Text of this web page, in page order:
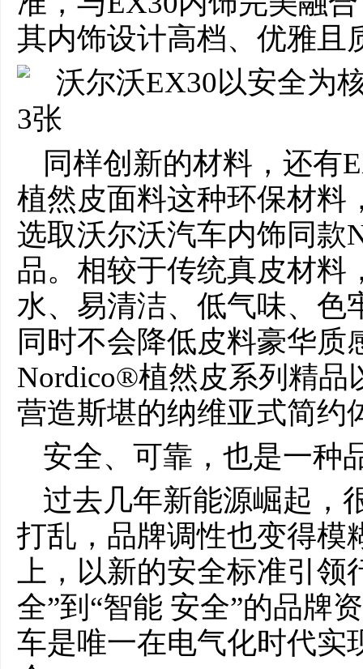
其内饰设计高档、优雅且
同样创新的材料，还有
植然皮面料这种环保材料
选取沃尔沃汽车内饰同款
品。相较于传统真皮材料
水、易清洁、低气味、色
同时不会降低皮料豪华质
Nordico®植然皮系列精品
营造斯堪的纳维亚式简约
安全、可靠，也是一种
过去几年新能源崛起，
打乱，品牌调性也变得模
上，以新的安全标准引
全”到“智能 安全”的品牌
车是唯一在电气化时代实